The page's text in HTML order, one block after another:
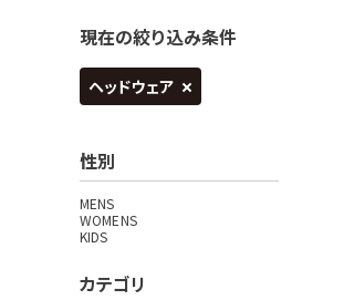
現在の絞り込み条件
ヘッドウェア
性別
MENS
WOMENS
KIDS
カテゴリ